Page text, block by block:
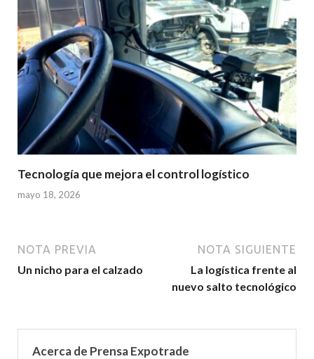
Tecnología que mejora el control logístico
mayo 18, 2026
NOTA PREVIA
Un nicho para el calzado
NOTA SIGUIENTE
La logística frente al
nuevo salto tecnológico
Acerca de Prensa Expotrade